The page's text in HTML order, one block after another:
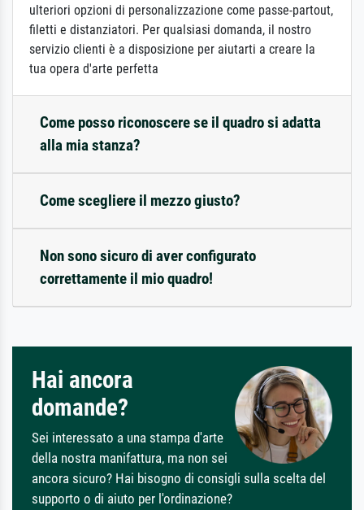
ulteriori opzioni di personalizzazione come passe-partout,
filetti e distanziatori. Per qualsiasi domanda, il nostro
servizio clienti è a disposizione per aiutarti a creare la
tua opera d'arte perfetta
Come posso riconoscere se il quadro si adatta
alla mia stanza?
Come scegliere il mezzo giusto?
Non sono sicuro di aver configurato
correttamente il mio quadro!
Hai ancora
domande?
Sei interessato a una stampa d'arte
della nostra manifattura, ma non sei
ancora sicuro? Hai bisogno di consigli sulla scelta del
supporto o di aiuto per l'ordinazione?